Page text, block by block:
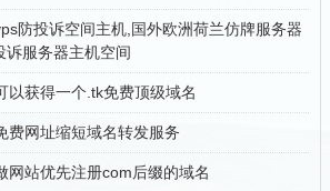
防投诉空间主机,国外欧洲荷兰仿牌服务器
诉服务器主机空间
以获得一个.tk免费顶级域名
费网址缩短域名转发服务
网站优先注册com后缀的域名